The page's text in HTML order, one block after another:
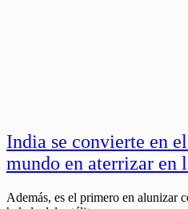
India se convierte en
mundo en aterrizar en
Además, es el primero en alunizar